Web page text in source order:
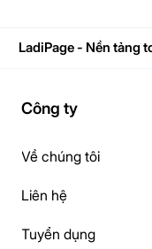
LadiPage - Nền tảng
Công ty
Về chúng tôi
Liên hệ
Tuyển dụng